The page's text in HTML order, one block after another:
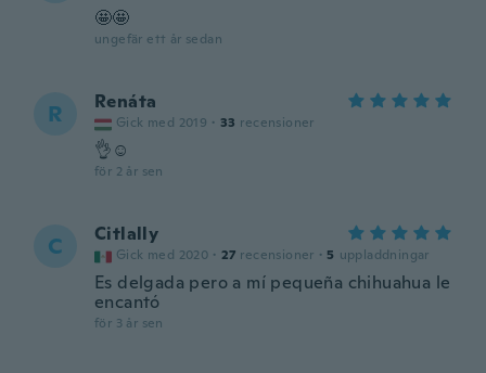
🤩🤩
ungefär ett år sedan
R Renáta
Gick med 2019 · 33 recensioner
👌☺️
för 2 år sen
C Citlally
Gick med 2020 · 27 recensioner · 5 uppladdningar
Es delgada pero a mí pequeña chihuahua le
encantó
för 3 år sen